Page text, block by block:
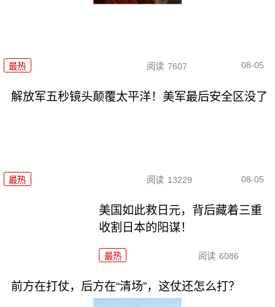
最热 阅读 7607 08-05
解放军五秒镜头颠覆太平洋！美军最后安全区没了
最热 阅读 13229 08-05
美国如此救日元，背后藏着三重
收割日本的阳谋！
最热 阅读 6086
前方在打仗，后方在“清场”，这仗还怎么打？